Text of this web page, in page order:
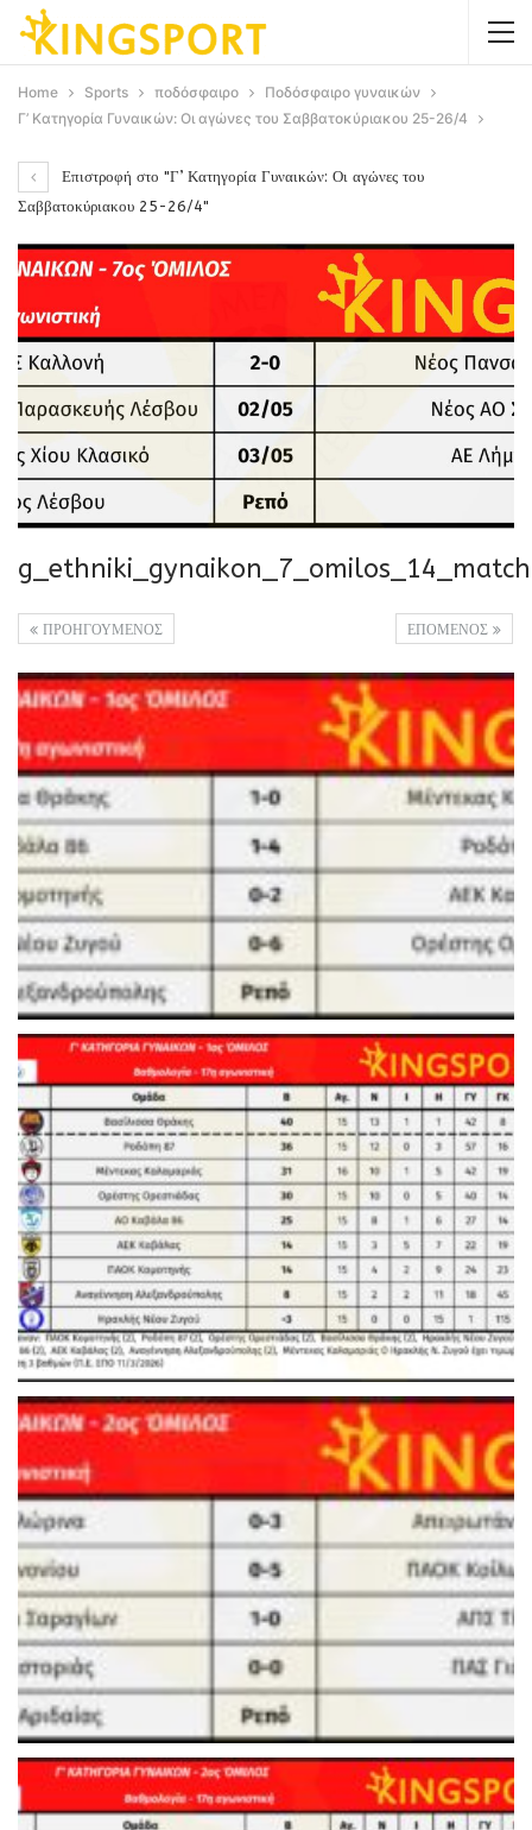
Home Sports ποδόσφαιρο
Ποδόσφαιρο γυναικών
Γ’ Κατηγορία Γυναικών: Οι αγώνες του Σαββατοκύριακου 25-26/4
Επιστροφή στο "Γ’ Κατηγορία Γυναικών: Οι αγώνες του
Σαββατοκύριακου 25-26/4"
ΕΠΟΜΕΝΟΣ
ΠΡΟΗΓΟΥΜΕΝΟΣ